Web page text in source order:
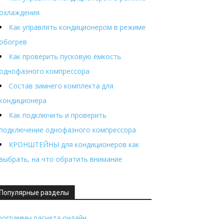
охлаждения
Как управлять кондиционером в режиме
обогрев
Как проверить пусковую ёмкость
однофазного компрессора
Состав зимнего комплекта для
Как подключить и проверить
однофазного компрессора
КРОНШТЕЙНЫ для кондиционеров как
на что обратить внимание
Популярные разделы